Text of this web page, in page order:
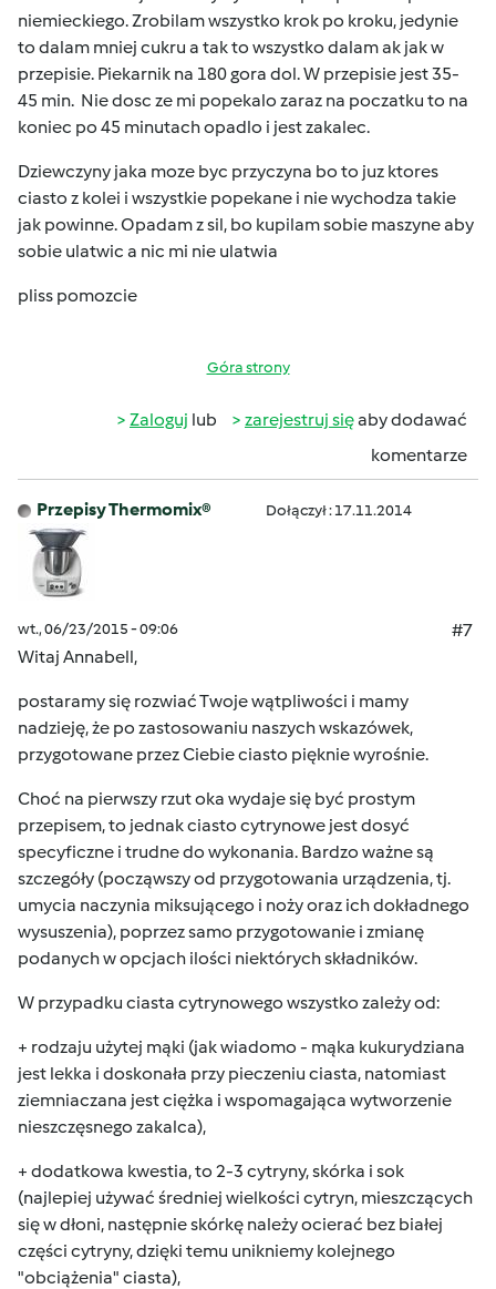
niemieckiego. Zrobilam wszystko krok po kroku, jedynie
to dalam mniej cukru a tak to wszystko dalam ak jak w
przepisie. Piekarnik na 180 gora dol. W przepisie jest 35-
45 min. Nie dosc ze mi popekalo zaraz na poczatku to na
koniec po 45 minutach opadlo i jest zakalec.
Dziewczyny jaka moze byc przyczyna bo to juz ktores
ciasto z kolei i wszystkie popekane i nie wychodza takie
jak powinne. Opadam z sil, bo kupilam sobie maszyne aby
sobie ulatwic a nic mi nie ulatwia
pliss pomozcie
Góra strony
Zaloguj lub zarejestruj sięaby dodawać
komentarze
Przepisy Thermomix® Dołączył : 17.11.2014
wt., 06/23/2015 - 09:06
#7
Witaj Annabell,
postaramy się rozwiać Twoje wątpliwości i mamy
nadzieję, że po zastosowaniu naszych wskazówek,
przygotowane przez Ciebie ciasto pięknie wyrośnie.
Choć na pierwszy rzut oka wydaje się być prostym
przepisem, to jednak ciasto cytrynowe jest dosyć
specyficzne i trudne do wykonania. Bardzo ważne są
szczegóły (począwszy od przygotowania urządzenia, tj.
umycia naczynia miksującego i noży oraz ich dokładnego
wysuszenia), poprzez samo przygotowanie i zmianę
podanych w opcjach ilości niektórych składników.
W przypadku ciasta cytrynowego wszystko zależy od:
+ rodzaju użytej mąki (jak wiadomo - mąka kukurydziana
jest lekka i doskonała przy pieczeniu ciasta, natomiast
ziemniaczana jest ciężka i wspomagająca wytworzenie
nieszczęsnego zakalca),
+ dodatkowa kwestia, to 2-3 cytryny, skórka i sok
(najlepiej używać średniej wielkości cytryn, mieszczących
się w dłoni, następnie skórkę należy ocierać bez białej
części cytryny, dzięki temu unikniemy kolejnego
"obciążenia" ciasta),